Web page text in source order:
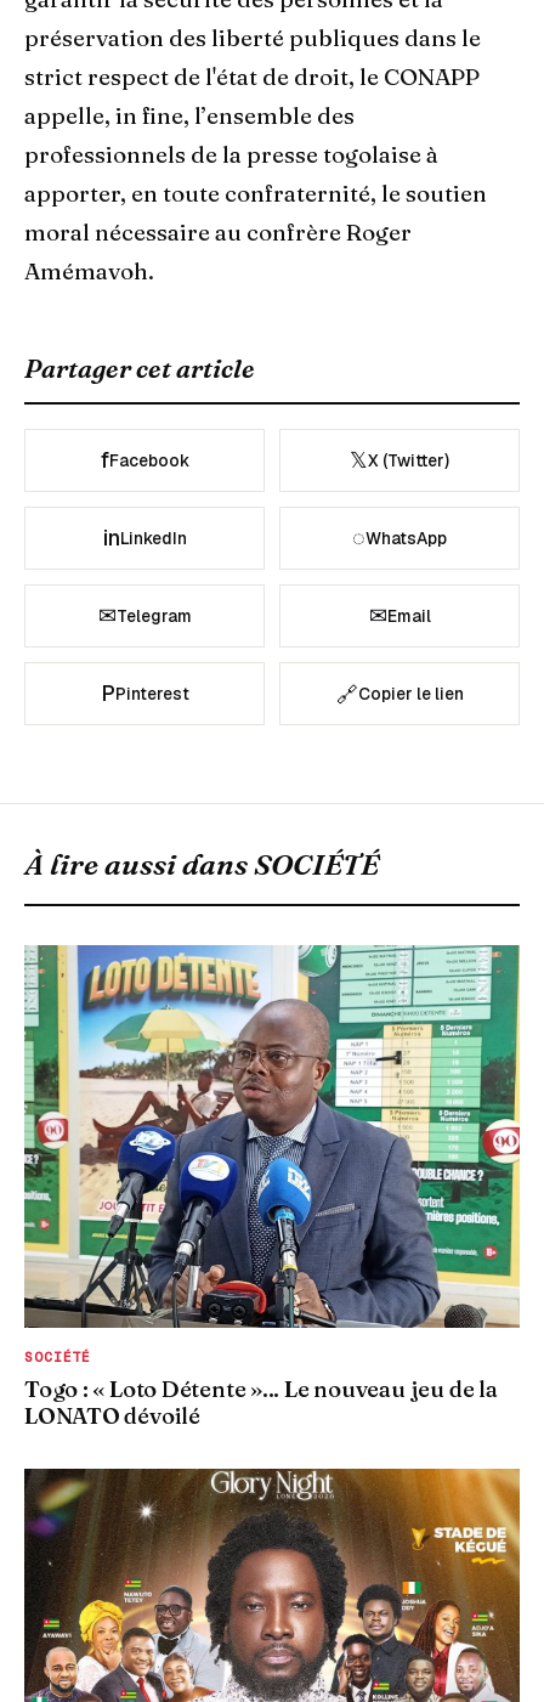
préservation des liberté publiques dans le
strict respect de l'état de droit, le CONAPP
appelle, in fine, l’ensemble des
professionnels de la presse togolaise à
apporter, en toute confraternité, le soutien
moral nécessaire au confrère Roger
Amémavoh.
Partager cet article
fFacebook 𝕏X (Twitter)
inLinkedIn ◌WhatsApp
✉Telegram ✉Email
PPinterest 🔗Copier le lien
À lire aussi dansSOCIÉTÉ
SOCIÉTÉ
Togo : « Loto Détente »... Le nouveau jeu de la
LONATO dévoilé